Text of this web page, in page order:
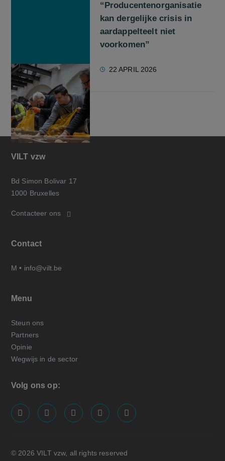
“Producentenorganisatie
kan dergelijke crisis in
aardappelteelt niet
voorkomen”
22 APRIL 2026
VILT vzw
Bd Simon Bolivar 17
1000 Bruxelles
Contacteer ons
Contact
M • info@vilt.be
Menu
Steun ons
Partners
Opinie
Wegwijs in de sector
Volg ons op:
screenreader.visit us on our facebook page: https://
screenreader.visit us on our linkedin page:
screenreader.visit us on our
screenreader.visit us on our x
screenreader.visit us on
© 2026 VILT vzw, all rights reserved